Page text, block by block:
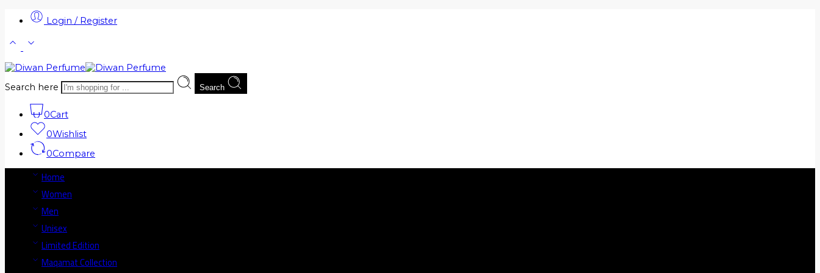
Login / Register
Search here Search
0Cart
0Wishlist
0Compare
Home
Women
Men
Unisex
Limited Edition
Maqamat Collection